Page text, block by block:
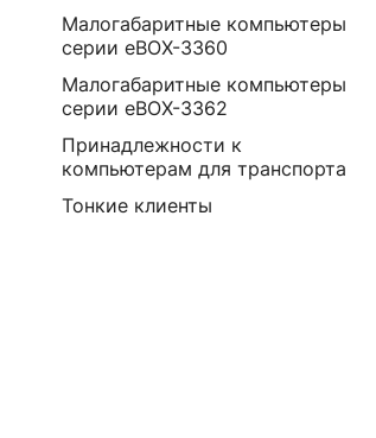
Малогабаритные компьютеры
серии eBOX-3360
Малогабаритные компьютеры
серии eBOX-3362
Принадлежности к
компьютерам для транспорта
Тонкие клиенты